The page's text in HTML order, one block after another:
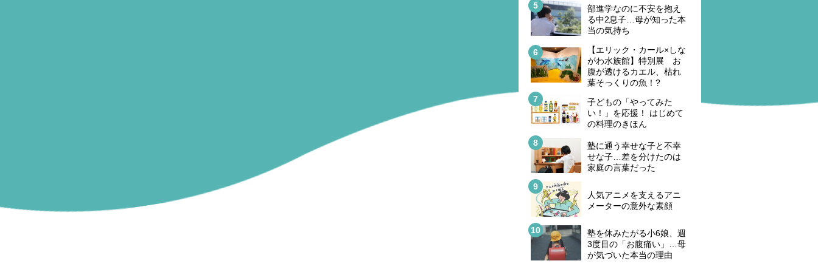
部進学なのに不安を抱え
る中2息子…母が知った本
当の気持ち
【エリック・カール×しな
がわ水族館】特別展 お
腹が透けるカエル、枯れ
葉そっくりの魚！?
子どもの「やってみた
い！」を応援！ はじめて
の料理のきほん
塾に通う幸せな子と不幸
せな子…差を分けたのは
家庭の言葉だった
人気アニメを支えるアニ
メーターの意外な素顔
塾を休みたがる小6娘、週
3度目の「お腹痛い」…母
が気づいた本当の理由